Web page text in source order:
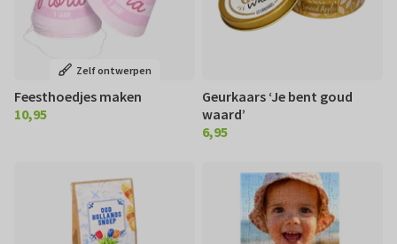
Zelf ontwerpen
Feesthoedjes maken
€ 10,95
10,95
Geurkaars ‘Je bent goud
waard’
€ 6,95
6,95